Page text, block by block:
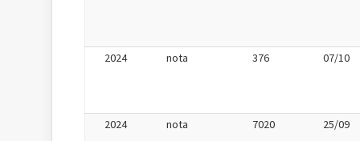
2024 nota 376 07/10
2024 nota 7020 25/09